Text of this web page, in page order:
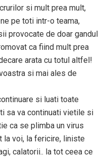
si mult prea mult,
pe toti intr-o teama,
provocate de doar gandul
ca fiind mult prea
arata cu totul altfel!
si mai ales de
si luati toate
sa va continuati vietile si
ca se plimba un virus
la voi, la fericire, liniste
calatorii.. la tot ceea ce